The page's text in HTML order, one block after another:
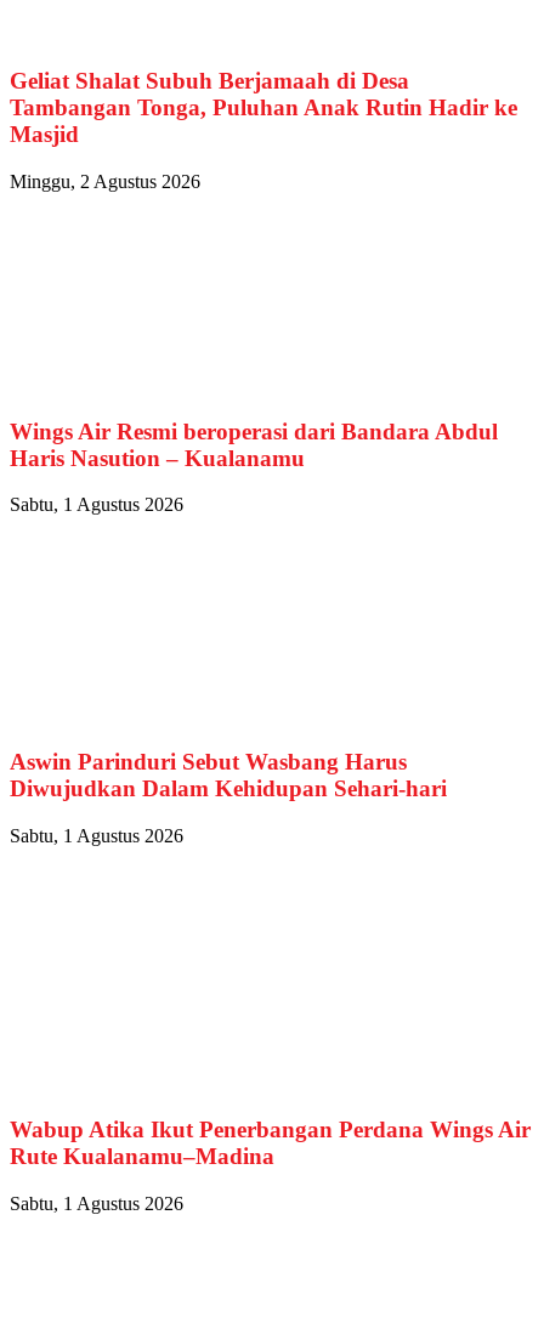
Geliat Shalat Subuh Berjamaah di Desa
Tambangan Tonga, Puluhan Anak Rutin Hadir ke
Masjid
Minggu, 2 Agustus 2026
Wings Air Resmi beroperasi dari Bandara Abdul
Haris Nasution – Kualanamu
Sabtu, 1 Agustus 2026
Aswin Parinduri Sebut Wasbang Harus
Diwujudkan Dalam Kehidupan Sehari-hari
Sabtu, 1 Agustus 2026
Wabup Atika Ikut Penerbangan Perdana Wings Air
Rute Kualanamu–Madina
Sabtu, 1 Agustus 2026